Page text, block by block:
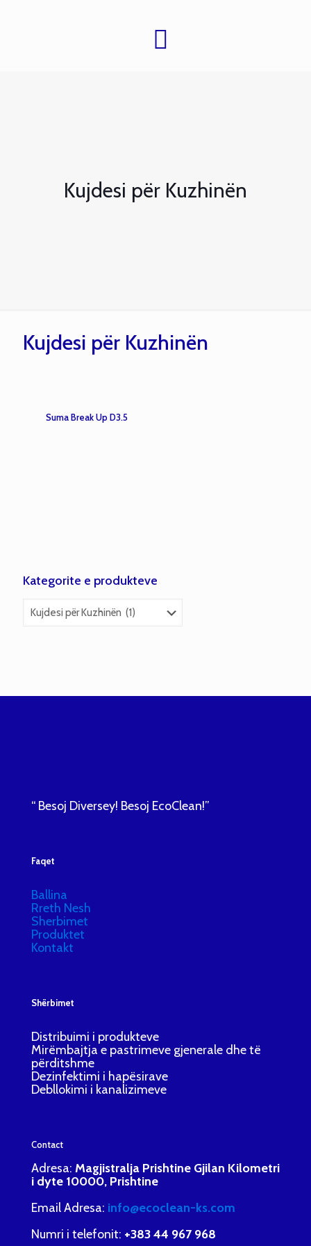
Kujdesi për Kuzhinën
Kujdesi për Kuzhinën
Suma Break Up D3.5
Kategorite e produkteve
“ Besoj Diversey! Besoj EcoClean!”
Faqet
Ballina
Rreth Nesh
Sherbimet
Produktet
Kontakt
Shërbimet
Distribuimi i produkteve
Mirëmbajtja e pastrimeve gjenerale dhe të
përditshme
Dezinfektimi i hapësirave
Debllokimi i kanalizimeve
Contact
Adresa: Magjistralja Prishtine Gjilan Kilometri
i dyte 10000, Prishtine
Email Adresa: info@ecoclean-ks.com
Numri i telefonit: +383 44 967 968